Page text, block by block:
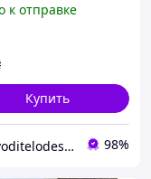
049
к отправке
Купить
ProizvoditelodesaUA 98%